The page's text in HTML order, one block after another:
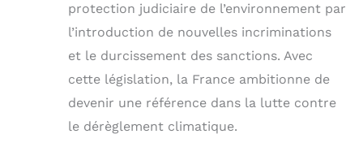
protection judiciaire de l’environnement par
l’introduction de nouvelles incriminations
et le durcissement des sanctions. Avec
cette législation, la France ambitionne de
devenir une référence dans la lutte contre
le dérèglement climatique.